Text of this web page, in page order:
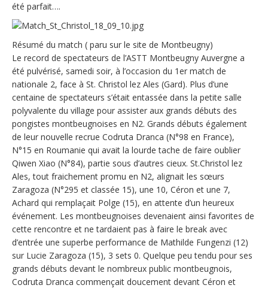
été parfait….
Résumé du match ( paru sur le site de Montbeugny)
Le record de spectateurs de l’ASTT Montbeugny Auvergne a
été pulvérisé, samedi soir, à l’occasion du 1er match de
nationale 2, face à St. Christol lez Ales (Gard). Plus d’une
centaine de spectateurs s’était entassée dans la petite salle
polyvalente du village pour assister aux grands débuts des
pongistes montbeugnoises en N2. Grands débuts également
de leur nouvelle recrue Codruta Dranca (N°98 en France),
N°15 en Roumanie qui avait la lourde tache de faire oublier
Qiwen Xiao (N°84), partie sous d’autres cieux. St.Christol lez
Ales, tout fraichement promu en N2, alignait les sœurs
Zaragoza (N°295 et classée 15), une 10, Céron et une 7,
Achard qui remplaçait Polge (15), en attente d’un heureux
événement. Les montbeugnoises devenaient ainsi favorites de
cette rencontre et ne tardaient pas à faire le break avec
d’entrée une superbe performance de Mathilde Fungenzi (12)
sur Lucie Zaragoza (15), 3 sets 0. Quelque peu tendu pour ses
grands débuts devant le nombreux public montbeugnois,
Codruta Dranca commençait doucement devant Céron et